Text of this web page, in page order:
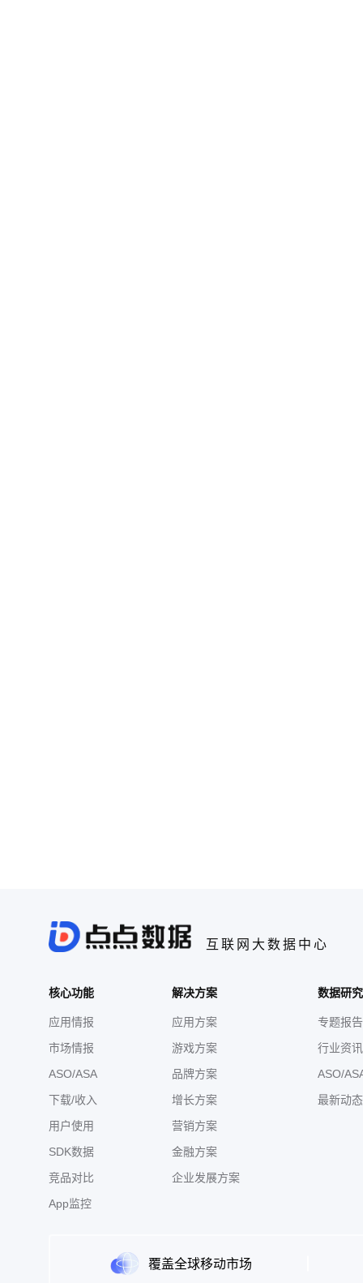
互联网大数据中心
核心功能
应用情报
市场情报
ASO/ASA
下载/收入
用户使用
SDK数据
竞品对比
App监控
解决方案
应用方案
游戏方案
品牌方案
增长方案
营销方案
金融方案
企业发展方案
数据研
专题报告
行业资讯
ASO/
最新动态
覆盖全球移动市场